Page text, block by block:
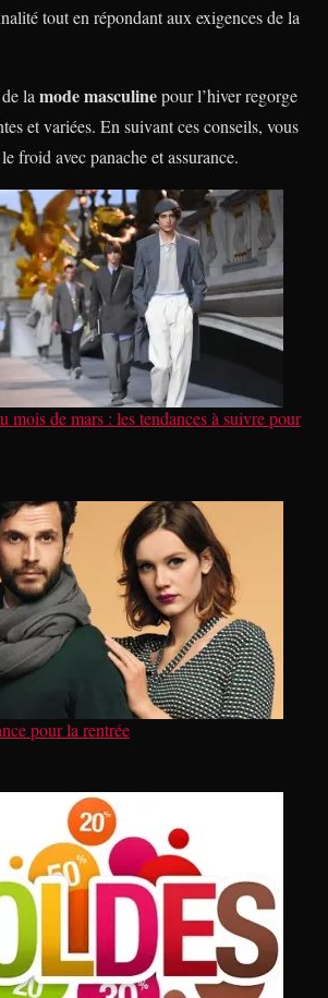
tout en répondant aux exigences de la
la mode masculinepour l’hiver regorge
et variées. En suivant ces conseils, vous
froid avec panache et assurance.
mois de mars : les tendances à suivre pour
pour la rentrée